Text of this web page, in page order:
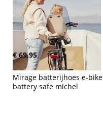
€ 69,95
Mirage batterijhoes e-bike
battery safe michel